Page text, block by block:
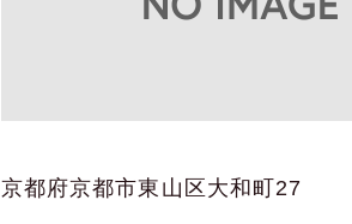
京都府京都市東山区大和町27